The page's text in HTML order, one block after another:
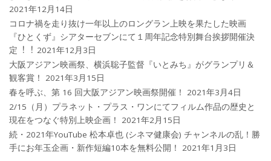
2021年12月14日
コロナ禍を⾛り抜け⼀年以上のロングラン上映を果たした映画
『ひとくず』シアターセブンにて１周年記念特別舞台挨拶開催決
定︕︕ 2021年12月3日
大阪アジアン映画祭、横浜聡子監督『いとみち』がグランプリ＆
観客賞！
2021年3月15日
春を呼ぶ、第 16 回大阪アジアン映画祭開催！
2021年3月4日
2/15（月）プラネット・プラス・ワンにてフィルム作品の歴史と
現在をつなぐ特別上映企画！
2021年2月15日
続・2021年YouTube 松本卓也 (シネマ健康会) チャンネルの乱！勝
手にお年玉企画・新作短編10本を無料公開！
2021年1月3日